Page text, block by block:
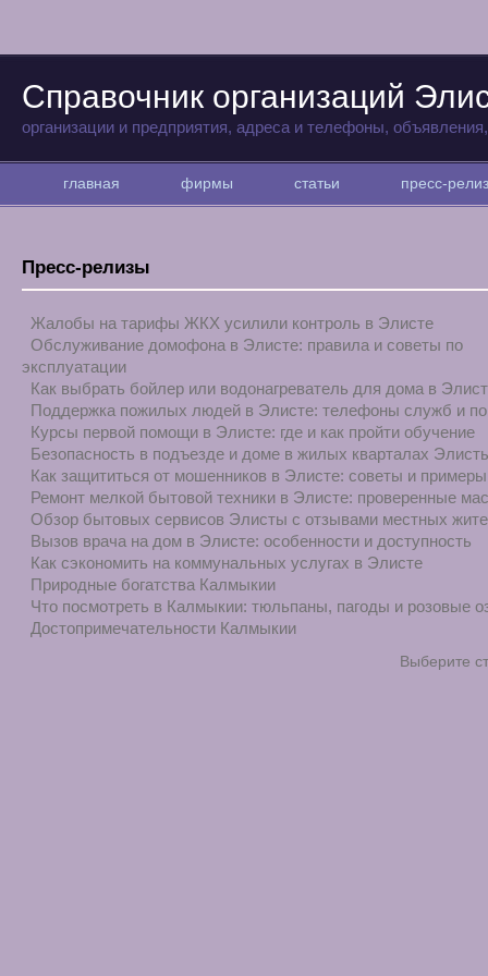
Справочник организаций
организации и предприятия, адреса и телефоны,
главная фирмы статьи пресс-
Пресс-релизы
Жалобы на тарифы ЖКХ усилили контроль в Элисте
Обслуживание домофона в Элисте: правила и советы по
эксплуатации
Как выбрать бойлер или водонагреватель для дома в
Поддержка пожилых людей в Элисте: телефоны служб и
Курсы первой помощи в Элисте: где и как пройти обучение
Безопасность в подъезде и доме в жилых кварталах
Как защититься от мошенников в Элисте: советы и примеры
Ремонт мелкой бытовой техники в Элисте: проверенные
Обзор бытовых сервисов Элисты с отзывами местных
Вызов врача на дом в Элисте: особенности и доступность
Как сэкономить на коммунальных услугах в Элисте
Природные богатства Калмыкии
Что посмотреть в Калмыкии: тюльпаны, пагоды и розовые
Достопримечательности Калмыкии
Выберите